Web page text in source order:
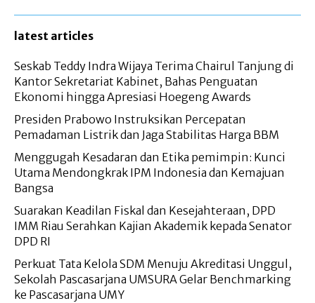
latest articles
Seskab Teddy Indra Wijaya Terima Chairul Tanjung di
Kantor Sekretariat Kabinet, Bahas Penguatan
Ekonomi hingga Apresiasi Hoegeng Awards
Presiden Prabowo Instruksikan Percepatan
Pemadaman Listrik dan Jaga Stabilitas Harga BBM
Menggugah Kesadaran dan Etika pemimpin: Kunci
Utama Mendongkrak IPM Indonesia dan Kemajuan
Bangsa
Suarakan Keadilan Fiskal dan Kesejahteraan, DPD
IMM Riau Serahkan Kajian Akademik kepada Senator
DPD RI
Perkuat Tata Kelola SDM Menuju Akreditasi Unggul,
Sekolah Pascasarjana UMSURA Gelar Benchmarking
ke Pascasarjana UMY